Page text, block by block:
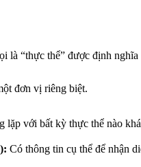
là “thực thể” được định
đơn vị riêng biệt.
lặp với bất kỳ thực thể nào
Có thông tin cụ thể để nhận